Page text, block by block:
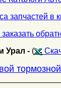
запчастей в
Урал - (